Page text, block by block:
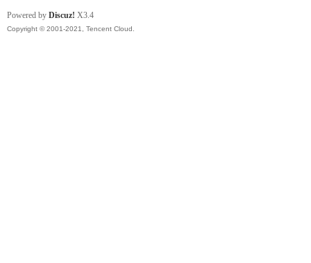
Powered by Discuz! X3.4
Copyright © 2001-2021, Tencent Cloud.